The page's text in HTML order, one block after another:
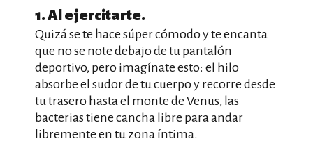
1. Al ejercitarte.
Quizá se te hace súper cómodo y te encanta
que no se note debajo de tu pantalón
deportivo, pero imagínate esto: el hilo
absorbe el sudor de tu cuerpo y recorre desde
tu trasero hasta el monte de Venus, las
bacterias tiene cancha libre para andar
libremente en tu zona íntima.